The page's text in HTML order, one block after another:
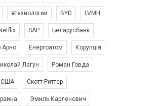
#технологии BYD LVMH
Netflix SAP Беларусбанк
Арно Енергоатом Корупція
Лагун Роман Говда
США Скотт Риттер
Эмиль Карленович